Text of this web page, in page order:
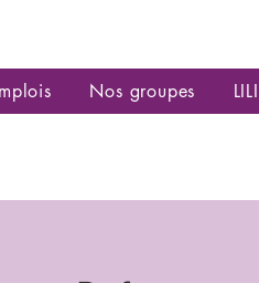
Nos groupes LILI